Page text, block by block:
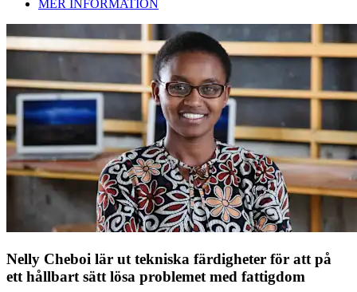
MER INFORMATION
Nelly Cheboi lär ut tekniska färdigheter för att på
ett hållbart sätt lösa problemet med fattigdom